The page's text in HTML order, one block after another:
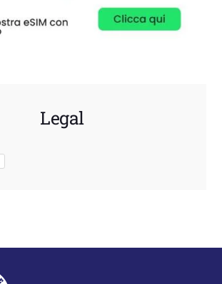
Legal